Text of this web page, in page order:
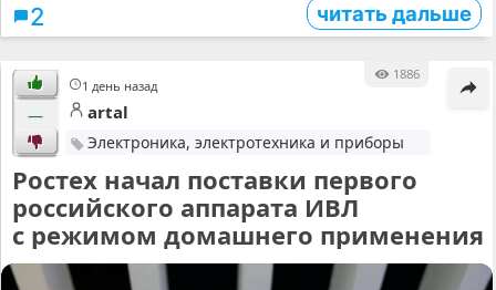
2 читать дальше
1 день назад
1886
— artal
Электроника, электротехника и приборы
Ростех начал поставки первого
российского аппарата ИВЛ
с режимом домашнего применения